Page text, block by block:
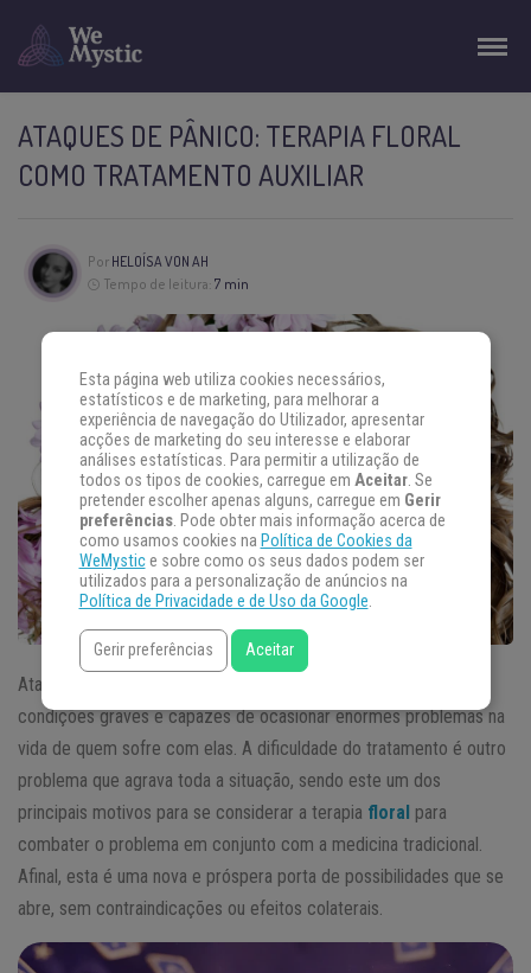
ATAQUES DE PÂNICO: TERAPIA FLORAL
COMO TRATAMENTO AUXILIAR
Por HELOÍSA VON AH
Tempo de leitura: 7 min
Ataques de pânico, crise de pânico ou de ansiedade são
condições graves e capazes de ocasionar enormes problemas na
vida de quem sofre com elas. A dificuldade do tratamento é outro
problema que agrava toda a situação, sendo este um dos
principais motivos para se considerar a terapia floral para
combater o problema em conjunto com a medicina tradicional.
Afinal, esta é uma nova e próspera porta de possibilidades que se
abre, sem contraindicações ou efeitos colaterais.
Esta página web utiliza cookies necessários,
estatísticos e de marketing, para melhorar a
experiência de navegação do Utilizador, apresentar
acções de marketing do seu interesse e elaborar
análises estatísticas. Para permitir a utilização de
todos os tipos de cookies, carregue em Aceitar. Se
pretender escolher apenas alguns, carregue em Gerir
preferências. Pode obter mais informação acerca de
como usamos cookies na Política de Cookies da
WeMystice sobre como os seus dados podem ser
utilizados para a personalização de anúncios na
Política de Privacidade e de Uso da Google.
Gerir preferências Aceitar